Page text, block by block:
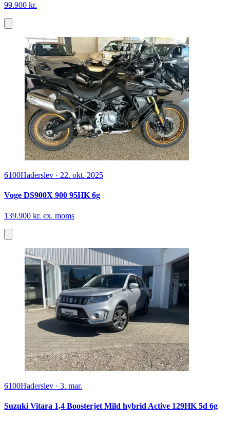
99.900 kr.
6100Haderslev · 22. okt. 2025
Voge DS900X 900 95HK 6g
139.900 kr. ex. moms
6100Haderslev · 3. mar.
Suzuki Vitara 1,4 Boosterjet Mild hybrid Active 129HK 5d 6g